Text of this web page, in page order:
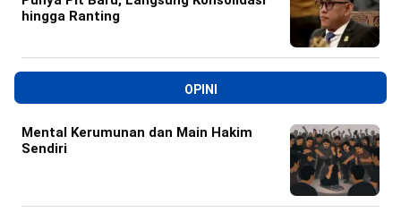
hingga Ranting
OPINI
Mental Kerumunan dan Main Hakim
Sendiri